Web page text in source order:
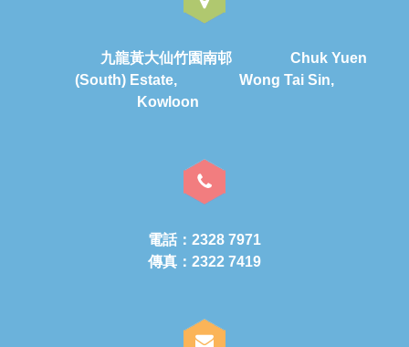
九龍黃大仙竹園南邨 Chuk Yuen
(South) Estate, Wong Tai Sin,
Kowloon
電話：2328 7971
傳真：2322 7419